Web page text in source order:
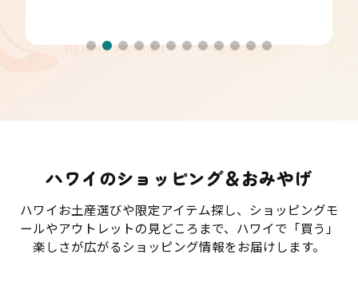
ハワイのショッピング＆おみやげ
ハワイお土産選びや限定アイテム探し、ショッピングモ
ールやアウトレットの見どころまで、ハワイで「買う」
楽しさが広がるショッピング情報をお届けします。